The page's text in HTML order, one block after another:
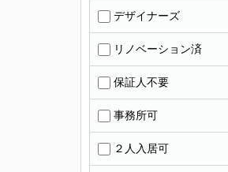
デザイナーズ
リノベーション済
保証人不要
事務所可
２人入居可